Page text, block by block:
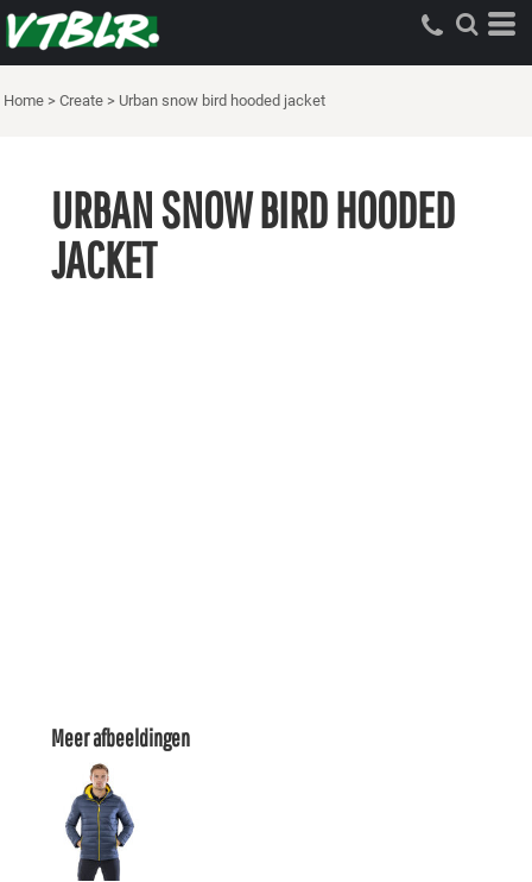
Home > Create > Urban snow bird hooded jacket
URBAN SNOW BIRD HOODED
JACKET
Meer afbeeldingen